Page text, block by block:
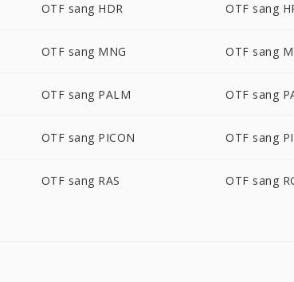
OTF sang HDR OTF sang
OTF sang MNG OTF sang
OTF sang PALM OTF sang
OTF sang PICON OTF sang
OTF sang RAS OTF sang